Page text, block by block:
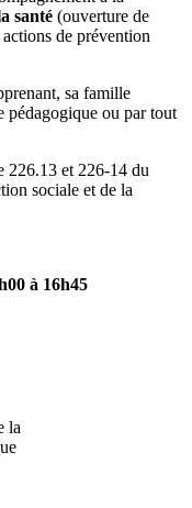
santé (ouverture de
de prévention
sa famille
pédagogique ou par tout
226.13 et 226-14 du
sociale et de la
à 16h45
la